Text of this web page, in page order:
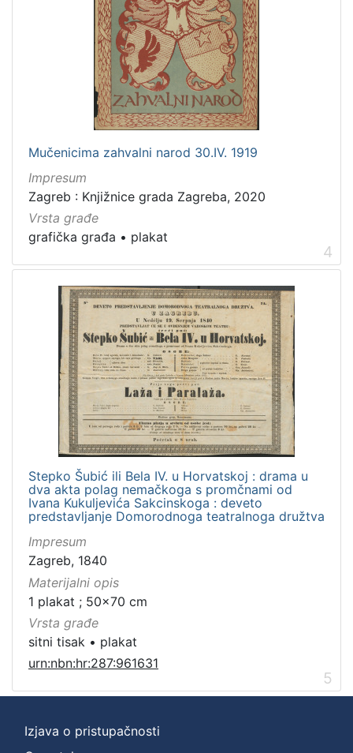
Mučenicima zahvalni narod 30.IV. 1919
Impresum
Zagreb : Knjižnice grada Zagreba, 2020
Vrsta građe
grafička građa • plakat
4
Stepko Šubić ili Bela IV. u Horvatskoj : drama u
dva akta polag nemačkoga s promčnami od
Ivana Kukuljevića Sakcinskoga : deveto
predstavljanje Domorodnoga teatralnoga družtva
Impresum
Zagreb, 1840
Materijalni opis
1 plakat ; 50x70 cm
Vrsta građe
sitni tisak • plakat
urn:nbn:hr:287:961631
5
Izjava o pristupačnosti